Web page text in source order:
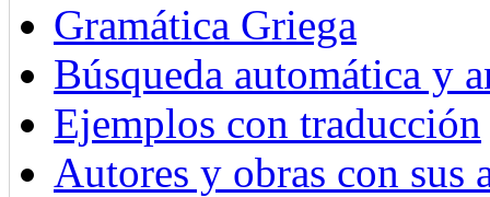
Gramática Griega
Búsqueda automática y
Ejemplos con traducción
Autores y obras con sus